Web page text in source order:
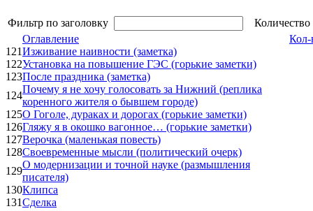
Фильтр по заголовку
Оглавление
Кол-
121Изживание наивности (заметка)
122Установка на повышение ГЭС (горькие заметки)
123После праздника (заметка)
124
Почему я не хочу голосовать за Нижний (реплика
коренного жителя о бывшем городе)
125О Гоголе, дураках и дорогах (горькие заметки)
126Гляжу я в окошко вагонное… (горькие заметки)
127Верочка (маленькая повесть)
128Своевременные мысли (политический очерк)
129
О модернизации и точной науке (размышления
писателя)
130Клипса
131Сделка